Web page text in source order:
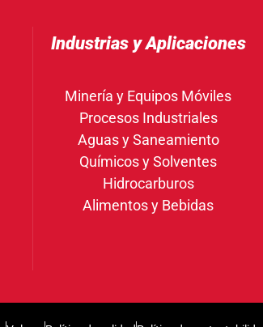
Industrias y Aplicaciones
Minería y Equipos Móviles
Procesos Industriales
Aguas y Saneamiento
Químicos y Solventes
Hidrocarburos
Alimentos y Bebidas